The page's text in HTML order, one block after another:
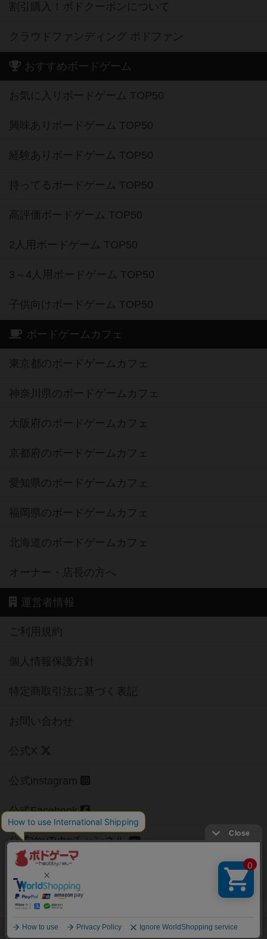
割引購入！ボドクーポンについて
クラウドファンディング ボドファン
おすすめボードゲーム
お気に入りボードゲーム TOP50
興味ありボードゲーム TOP50
経験ありボードゲーム TOP50
持ってるボードゲーム TOP50
高評価ボードゲーム TOP50
2人用ボードゲーム TOP50
3～4人用ボードゲーム TOP50
子供向けボードゲーム TOP50
ボードゲームカフェ
東京都のボードゲームカフェ
神奈川県のボードゲームカフェ
大阪府のボードゲームカフェ
京都府のボードゲームカフェ
愛知県のボードゲームカフェ
福岡県のボードゲームカフェ
北海道のボードゲームカフェ
オーナー・店長の方へ
運営者情報
ご利用規約
個人情報保護方針
特定商取引法に基づく表記
お問い合わせ
公式X
公式instagram
公式Facebook
公式YouTubeチャンネル